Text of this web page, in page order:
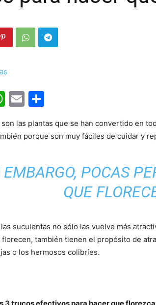
WhatsApp
Email
las plantas que se han convertido en
porque son muy fáciles de cuidar y
POCAS
QUE
suculentas no sólo las vuelve más
florecen, también tienen el propósito de
o los hermosos colibríes.